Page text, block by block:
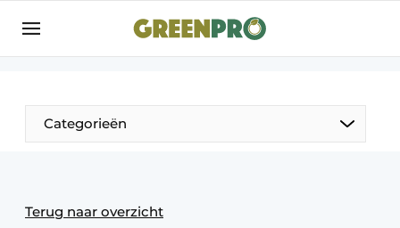
Aanmelden
Bedrijven
Bedrijven
Direct contact
Categorieën
Terug naar overzicht